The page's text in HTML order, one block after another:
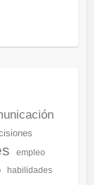
empleo
habilidades